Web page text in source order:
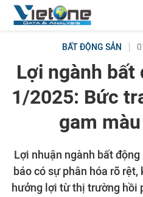
BẤT ĐỘNG SẢN
Lợi ngành bất
1/2025: Bức
gam
Lợi nhuận ngành bất
báo có sự phân hóa rõ
hưởng lợi từ thị trường hồi